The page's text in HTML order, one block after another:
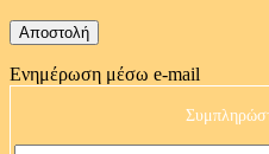
Ενημέρωση μέσω e-mail